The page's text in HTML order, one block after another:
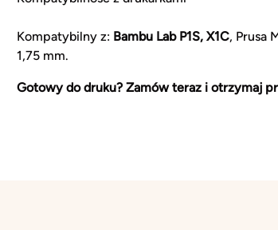
Kompatybilny z: Bambu Lab P1S, X1C, Prusa
1,75 mm.
Gotowy do druku? Zamów teraz i otrzymaj